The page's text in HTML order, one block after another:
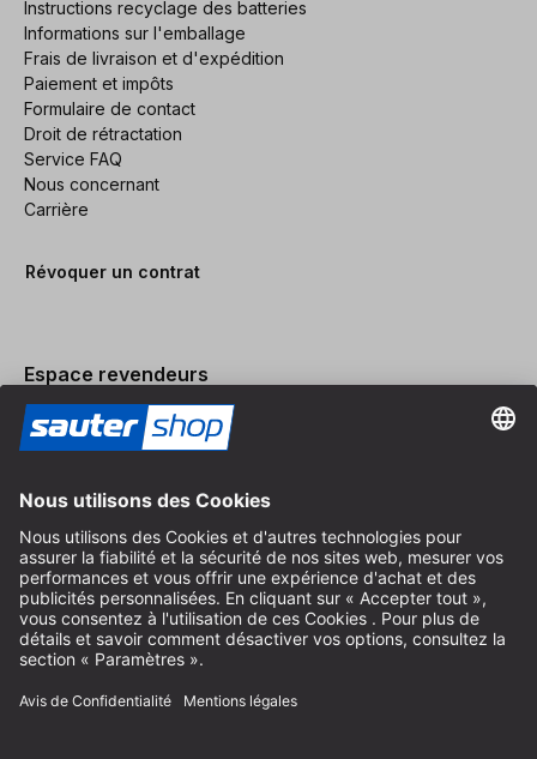
Instructions recyclage des batteries
Informations sur l'emballage
Frais de livraison et d'expédition
Paiement et impôts
Formulaire de contact
Droit de rétractation
Service FAQ
Nous concernant
Carrière
Révoquer un contrat
Espace revendeurs
Devenir revendeur
Mentions légales
Conditions Générales
Protection des Données
Paramètres des Cookies